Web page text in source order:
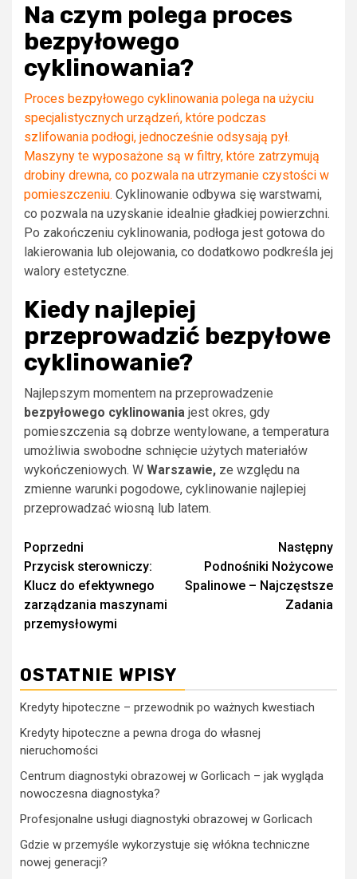
Na czym polega proces
bezpyłowego
cyklinowania?
Proces bezpyłowego cyklinowania polega na użyciu
specjalistycznych urządzeń, które podczas
szlifowania podłogi, jednocześnie odsysają pył.
Maszyny te wyposażone są w filtry, które zatrzymują
drobiny drewna, co pozwala na utrzymanie czystości w
pomieszczeniu. Cyklinowanie odbywa się warstwami,
co pozwala na uzyskanie idealnie gładkiej powierzchni.
Po zakończeniu cyklinowania, podłoga jest gotowa do
lakierowania lub olejowania, co dodatkowo podkreśla jej
walory estetyczne.
Kiedy najlepiej
przeprowadzić bezpyłowe
cyklinowanie?
Najlepszym momentem na przeprowadzenie
bezpyłowego cyklinowania jest okres, gdy
pomieszczenia są dobrze wentylowane, a temperatura
umożliwia swobodne schnięcie użytych materiałów
wykończeniowych. W Warszawie, ze względu na
zmienne warunki pogodowe, cyklinowanie najlepiej
przeprowadzać wiosną lub latem.
Zobacz
wpisy
Poprzedni
Przycisk sterowniczy:
Klucz do efektywnego
zarządzania maszynami
przemysłowymi
Następny
Podnośniki Nożycowe
Spalinowe – Najczęstsze
Zadania
OSTATNIE WPISY
Kredyty hipoteczne – przewodnik po ważnych kwestiach
Kredyty hipoteczne a pewna droga do własnej
nieruchomości
Centrum diagnostyki obrazowej w Gorlicach – jak wygląda
nowoczesna diagnostyka?
Profesjonalne usługi diagnostyki obrazowej w Gorlicach
Gdzie w przemyśle wykorzystuje się włókna techniczne
nowej generacji?